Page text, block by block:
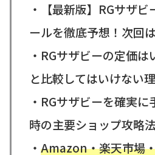
・【最新版】RGサザ
ールを徹底予想！次回
・RGサザビーの定価
と比較してはいけない
・RGサザビーを確実
時の主要ショップ攻略
・ Amazon・楽天市場